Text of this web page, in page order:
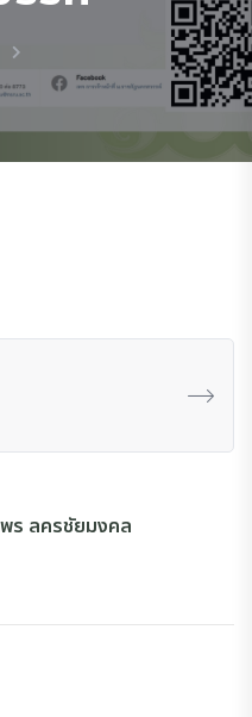
ร ลครชัยมงคล